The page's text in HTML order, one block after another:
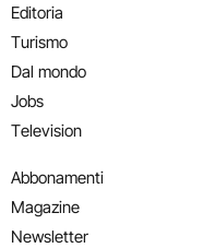
Editoria
Turismo
Dal mondo
Jobs
Television
Abbonamenti
Magazine
Newsletter